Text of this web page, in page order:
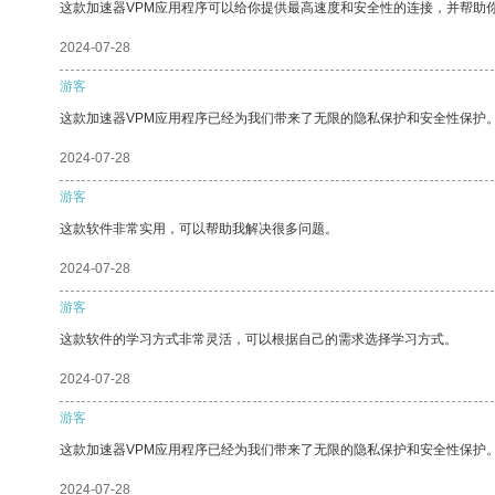
这款加速器VPM应用程序可以给你提供最高速度和安全性的连接，并帮助
2024-07-28
游客
这款加速器VPM应用程序已经为我们带来了无限的隐私保护和安全性保护
2024-07-28
游客
这款软件非常实用，可以帮助我解决很多问题。
2024-07-28
游客
这款软件的学习方式非常灵活，可以根据自己的需求选择学习方式。
2024-07-28
游客
这款加速器VPM应用程序已经为我们带来了无限的隐私保护和安全性保护
2024-07-28